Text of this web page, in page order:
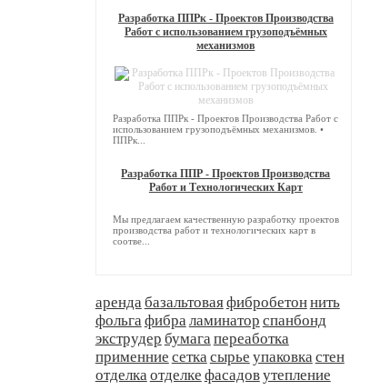
Разработка ППРк - Проектов Производства
Работ с использованием грузоподъёмных
механизмов
Разработка ППРк - Проектов Производства Работ с
использованием грузоподъёмных механизмов. •
ППРк...
Разработка ППР - Проектов Производства
Работ и Технологических Карт
Мы предлагаем качественную разработку проектов
производства работ и технологических карт в
соотве...
арендабазальтоваяфибробетоннить
фольгафибраламинатор спанбонд
экструдер бумагапереаботка
применние сеткасырье упаковкастен
отделкаотделке фасадовутепление